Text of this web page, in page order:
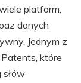
platform,
danych
Jednym z
które
słów